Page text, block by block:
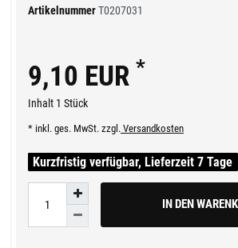
ArtikelnummerT0207031
9,10 EUR *
Inhalt 1 Stück
* inkl. ges. MwSt. zzgl. Versandkosten
Kurzfristig verfügbar, Lieferzeit 7 Tage
IN DEN